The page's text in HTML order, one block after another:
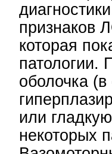
признаков
которая
патологии.
оболочка
или
некоторых